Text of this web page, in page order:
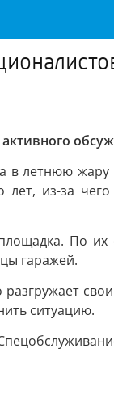
в летнюю жару
из-за
По
гаражей.
ситуацию.